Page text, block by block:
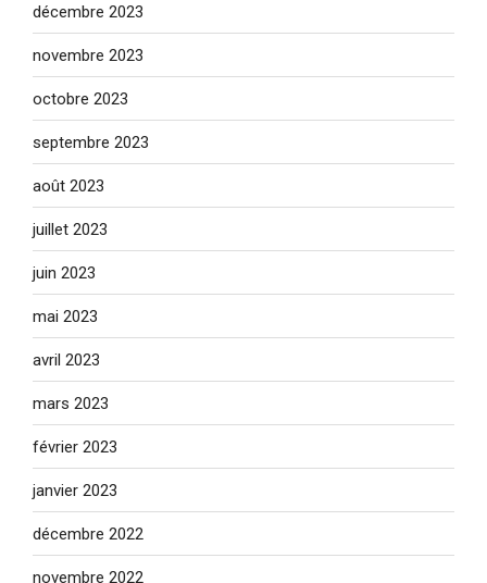
décembre 2023
novembre 2023
octobre 2023
septembre 2023
août 2023
juillet 2023
juin 2023
mai 2023
avril 2023
mars 2023
février 2023
janvier 2023
décembre 2022
novembre 2022